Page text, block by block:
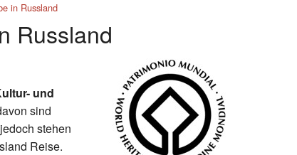
in Russland
Russland
und
sind
stehen
Reise.